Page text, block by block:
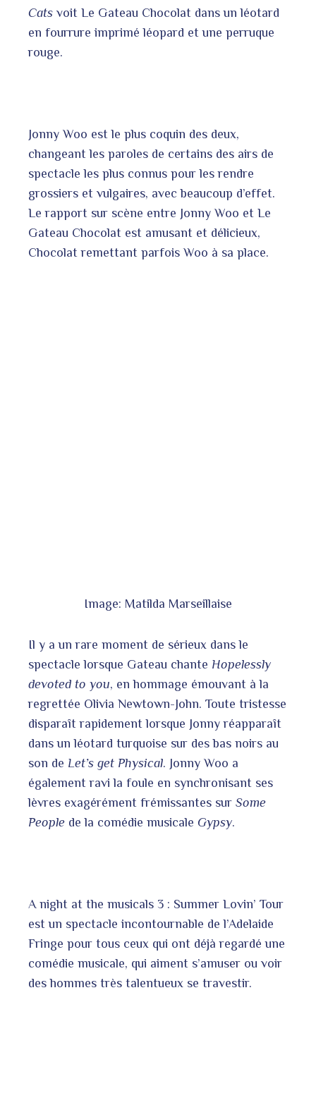
Cats voit Le Gateau Chocolat dans un léotard
en fourrure imprimé léopard et une perruque
rouge.
Jonny Woo est le plus coquin des deux,
changeant les paroles de certains des airs de
spectacle les plus connus pour les rendre
grossiers et vulgaires, avec beaucoup d’effet.
Le rapport sur scène entre Jonny Woo et Le
Gateau Chocolat est amusant et délicieux,
Chocolat remettant parfois Woo à sa place.
Image: Matilda Marseillaise
Il y a un rare moment de sérieux dans le
spectacle lorsque Gateau chante Hopelessly
devoted to you, en hommage émouvant à la
regrettée Olivia Newtown-John. Toute tristesse
disparaît rapidement lorsque Jonny réapparaît
dans un léotard turquoise sur des bas noirs au
son de Let’s get Physical. Jonny Woo a
également ravi la foule en synchronisant ses
lèvres exagérément frémissantes sur Some
People de la comédie musicale Gypsy.
A night at the musicals 3 : Summer Lovin’ Tour
est un spectacle incontournable de l’Adelaide
Fringe pour tous ceux qui ont déjà regardé une
comédie musicale, qui aiment s’amuser ou voir
des hommes très talentueux se travestir.